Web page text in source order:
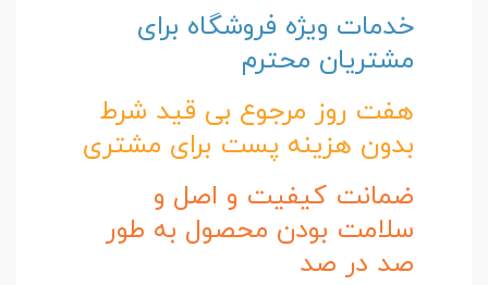
خدمات ویژه فروشگاه برای
مشتریان محترم
هفت روز مرجوع بی قید شرط
بدون هزینه پست برای مشتری
ضمانت کیفیت و اصل و
سلامت بودن محصول به طور
صد در صد